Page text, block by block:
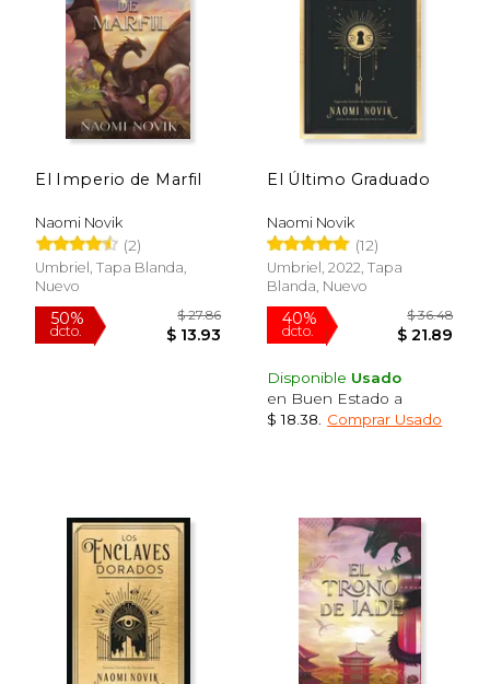
El Imperio de Marfil
Naomi Novik
(2)
Umbriel, Tapa Blanda,
Nuevo
El Último Graduado
Naomi Novik
(12)
Umbriel, 2022, Tapa
Blanda, Nuevo
Disponible Usado
en Buen Estado a
$ 18.38
Comprar Usado